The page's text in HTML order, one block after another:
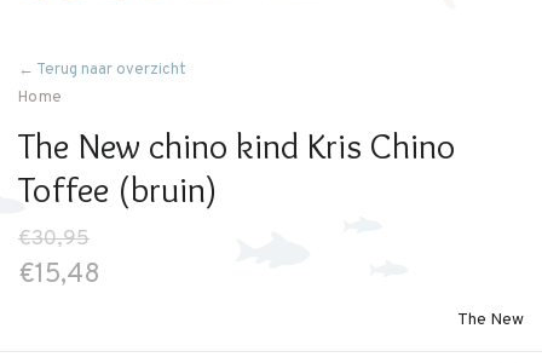
← Terug naar overzicht
Home
The New chino kind Kris Chino
Toffee (bruin)
€30,95
€15,48
The New